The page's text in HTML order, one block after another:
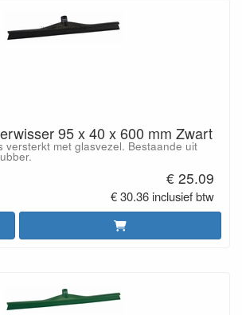
95 x 40 x 600 mm Zwart
versterkt met glasvezel. Bestaande uit
€ 25.09
€ 30.36 inclusief btw